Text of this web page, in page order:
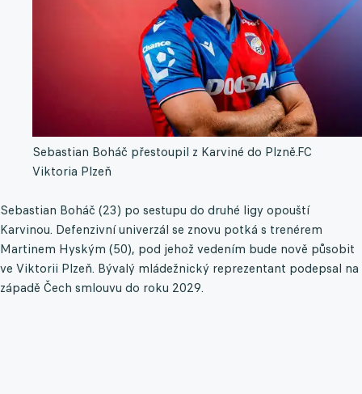
Sebastian Boháč přestoupil z Karviné do Plzně.FC
Viktoria Plzeň
Sebastian Boháč (23) po sestupu do druhé ligy opouští
Karvinou. Defenzivní univerzál se znovu potká s trenérem
Martinem Hyským (50), pod jehož vedením bude nově působit
ve Viktorii Plzeň. Bývalý mládežnický reprezentant podepsal na
západě Čech smlouvu do roku 2029.